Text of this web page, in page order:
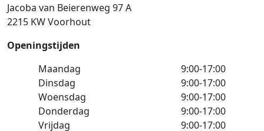
Jacoba van Beierenweg 97 A
2215 KW Voorhout
Openingstijden
Maandag
9:00-17:00
Dinsdag
9:00-17:00
Woensdag
9:00-17:00
Donderdag
9:00-17:00
Vrijdag
9:00-17:00